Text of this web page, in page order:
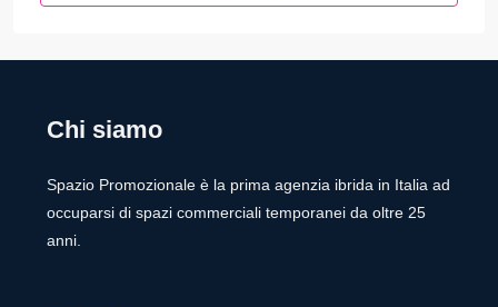
Chi siamo
Spazio Promozionale è la prima agenzia ibrida in Italia ad
occuparsi di spazi commerciali temporanei da oltre 25
anni.